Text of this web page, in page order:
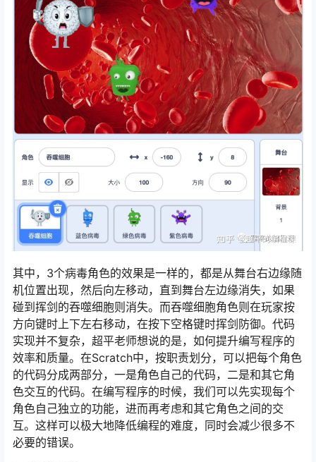
其中，3个病毒角色的效果是一样的，都是从舞台右边缘随
机位置出现，然后向左移动，直到舞台左边缘消失，如果
碰到挥剑的吞噬细胞则消失。而吞噬细胞角色则在玩家按
方向键时上下左右移动，在按下空格键时挥剑防御。代码
实现并不复杂，超平老师想说的是，如何提升编写程序的
效率和质量。在Scratch中，按职责划分，可以把每个角色
的代码分成两部分，一是角色自己的代码，二是和其它角
色交互的代码。在编写程序的时候，我们可以先实现每个
角色自己独立的功能，进而再考虑和其它角色之间的交
互。这样可以极大地降低编程的难度，同时会减少很多不
必要的错误。